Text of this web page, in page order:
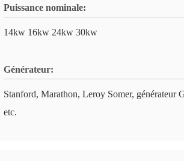
Puissance nominale:
14kw 16kw 24kw 30kw
Générateur:
Stanford, Marathon, Leroy Somer, générateur
etc.